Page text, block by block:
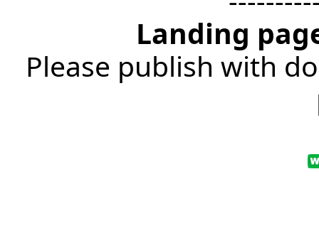
Landing
Please publish with